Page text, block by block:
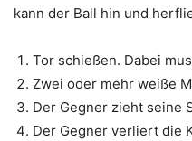
kann der Ball hin und
Tor schießen. Dabei
Zwei oder mehr weiße
Der Gegner zieht seine
Der Gegner verliert die